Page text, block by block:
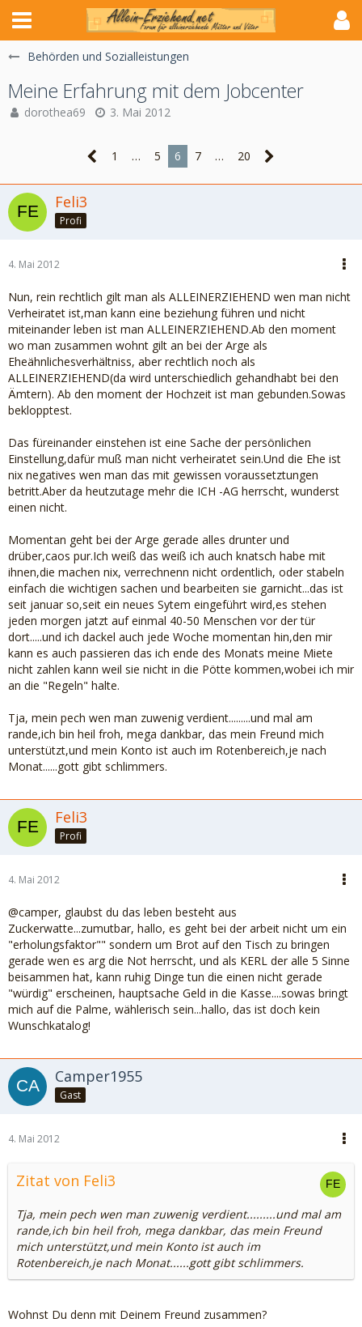
Behörden und Sozialleistungen
Meine Erfahrung mit dem Jobcenter
dorothea69 3. Mai 2012
1 … 5 6 7 … 20
Feli3
Profi
4. Mai 2012
Nun, rein rechtlich gilt man als ALLEINERZIEHEND wen man nicht
Verheiratet ist,man kann eine beziehung führen und nicht
miteinander leben ist man ALLEINERZIEHEND.Ab den moment
wo man zusammen wohnt gilt an bei der Arge als
Eheähnlichesverhältniss, aber rechtlich noch als
ALLEINERZIEHEND(da wird unterschiedlich gehandhabt bei den
Ämtern). Ab den moment der Hochzeit ist man gebunden.Sowas
beklopptest.
Das füreinander einstehen ist eine Sache der persönlichen
Einstellung,dafür muß man nicht verheiratet sein.Und die Ehe ist
nix negatives wen man das mit gewissen voraussetztungen
betritt.Aber da heutzutage mehr die ICH -AG herrscht, wunderst
einen nicht.
Momentan geht bei der Arge gerade alles drunter und
drüber,caos pur.Ich weiß das weiß ich auch knatsch habe mit
ihnen,die machen nix, verrechnenn nicht ordentlich, oder stabeln
einfach die wichtigen sachen und bearbeiten sie garnicht...das ist
seit januar so,seit ein neues Sytem eingeführt wird,es stehen
jeden morgen jatzt auf einmal 40-50 Menschen vor der tür
dort.....und ich dackel auch jede Woche momentan hin,den mir
kann es auch passieren das ich ende des Monats meine Miete
nicht zahlen kann weil sie nicht in die Pötte kommen,wobei ich mir
an die "Regeln" halte.
Tja, mein pech wen man zuwenig verdient.........und mal am
rande,ich bin heil froh, mega dankbar, das mein Freund mich
unterstützt,und mein Konto ist auch im Rotenbereich,je nach
Monat......gott gibt schlimmers.
Feli3
Profi
4. Mai 2012
@camper, glaubst du das leben besteht aus
Zuckerwatte...zumutbar, hallo, es geht bei der arbeit nicht um ein
"erholungsfaktor"" sondern um Brot auf den Tisch zu bringen
gerade wen es arg die Not herrscht, und als KERL der alle 5 Sinne
beisammen hat, kann ruhig Dinge tun die einen nicht gerade
"würdig" erscheinen, hauptsache Geld in die Kasse....sowas bringt
mich auf die Palme, wählerisch sein...hallo, das ist doch kein
Wunschkatalog!
Camper1955
Gast
4. Mai 2012
Zitat von Feli3
Tja, mein pech wen man zuwenig verdient.........und mal am
rande,ich bin heil froh, mega dankbar, das mein Freund
mich unterstützt,und mein Konto ist auch im
Rotenbereich,je nach Monat......gott gibt schlimmers.
Wohnst Du denn mit Deinem Freund zusammen?